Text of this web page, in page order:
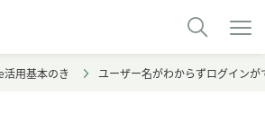
活用基本のき ユーザー名がわからずログイン